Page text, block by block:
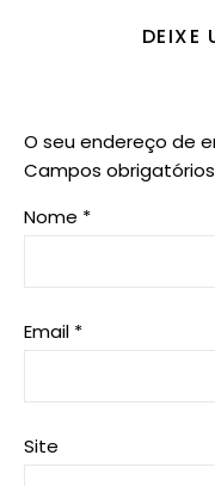
DEIXE
O seu endereço de
Campos
Nome *
Email *
Site